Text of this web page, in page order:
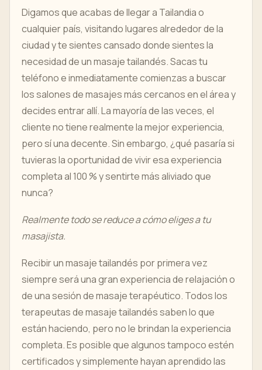
Digamos que acabas de llegar a Tailandia o
cualquier país, visitando lugares alrededor de la
ciudad y te sientes cansado donde sientes la
necesidad de un masaje tailandés. Sacas tu
teléfono e inmediatamente comienzas a buscar
los salones de masajes más cercanos en el área y
decides entrar allí. La mayoría de las veces, el
cliente no tiene realmente la mejor experiencia,
pero sí una decente. Sin embargo, ¿qué pasaría si
tuvieras la oportunidad de vivir esa experiencia
completa al 100 % y sentirte más aliviado que
nunca?
Realmente todo se reduce a cómo eliges a tu
masajista.
Recibir un masaje tailandés por primera vez
siempre será una gran experiencia de relajación o
de una sesión de masaje terapéutico. Todos los
terapeutas de masaje tailandés saben lo que
están haciendo, pero no le brindan la experiencia
completa. Es posible que algunos tampoco estén
certificados y simplemente hayan aprendido las